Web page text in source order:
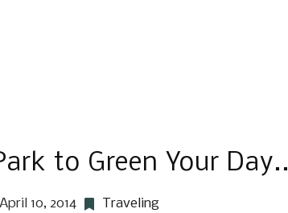
to Green Your Day..
10, 2014 Traveling